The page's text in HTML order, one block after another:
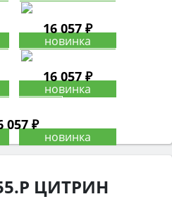
16 057 ₽
16 057 ₽
057 ₽
ЦИТРИН